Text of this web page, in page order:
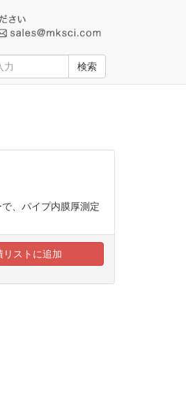
検索
、パイプ内膜厚測定
リストに追加